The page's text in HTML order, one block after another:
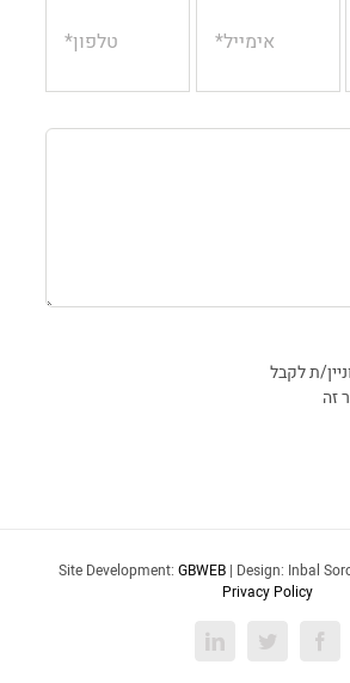
ת לקבל
זה
Site Development: GBWEB | Design: Inbal
Privacy Policy
Facebook
Twitter
LinkedIn